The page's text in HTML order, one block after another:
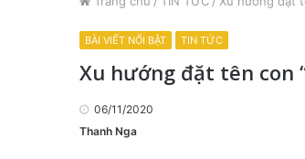
BÀI VIẾT NỔI BẬT TIN TỨC
Xu hướng đặt tên con
06/11/2020
Thanh Nga